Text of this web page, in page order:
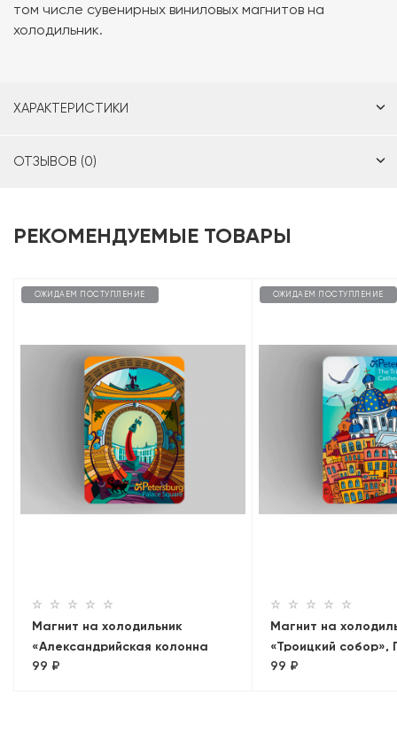
том числе сувенирных виниловых магнитов на
холодильник.
ХАРАКТЕРИСТИКИ
ОТЗЫВОВ (0)
РЕКОМЕНДУЕМЫЕ ТОВАРЫ
ОЖИДАЕМ ПОСТУПЛЕНИЕ
Магнит на холодильник
«Александрийская колонна
эрмитаж дворцовая площадь»,
99 ₽
ОЖИДАЕМ ПОСТУПЛЕНИЕ
Магнит на
«Троицкий собор»,
99 ₽